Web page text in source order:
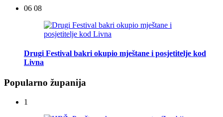
06 08
Drugi Festival bakri okupio mještane i posjetitelje kod
Livna
Popularno županija
1